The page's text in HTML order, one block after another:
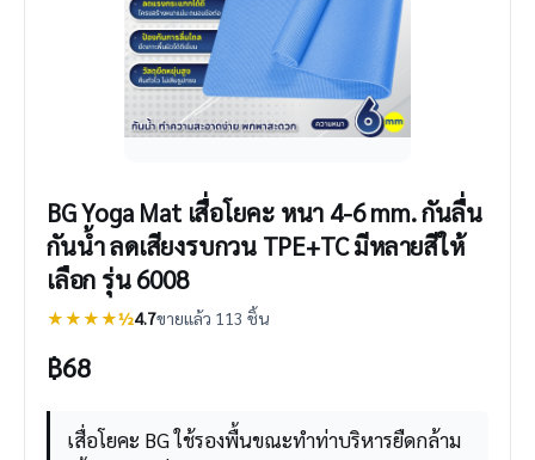
BG Yoga Mat เสื่อโยคะ หนา 4-6 mm. กันลื่น
กันน้ำ ลดเสียงรบกวน TPE+TC มีหลายสีให้
เลือก รุ่น 6008
★★★★½4.7ขายแล้ว 113 ชิ้น
฿68
เสื่อโยคะ BG ใช้รองพื้นขณะทำท่าบริหารยืดกล้าม